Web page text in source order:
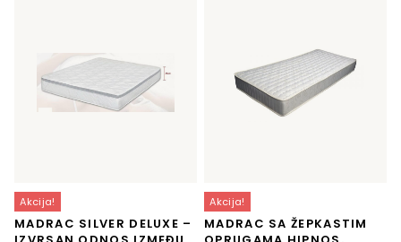
Akcija!
MADRAC SILVER DELUXE –
Akcija!
MADRAC SA ŽEPKASTIM